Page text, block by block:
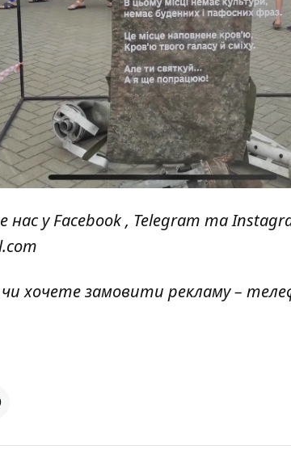
нас уFacebook, Telegram та
хочете замовити рекламу –